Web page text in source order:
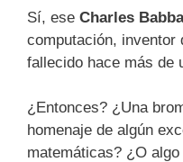
Sí, ese Charles
computación,
fallecido hace más de
¿Entonces? ¿Una
homenaje de algún
matemáticas? ¿O